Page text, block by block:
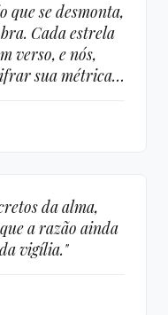
que se desmonta,
Cada estrela
verso, e nós,
sua métrica
da alma,
a razão ainda
vigília."